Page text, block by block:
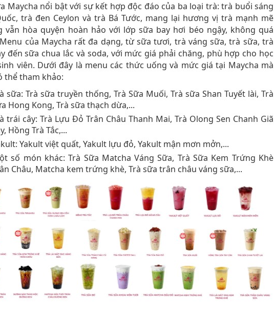
Maycha nổi bật với sự kết hợp độc đáo của ba loại trà: trà buổi sáng
trà đen Ceylon và trà Bá Tước, mang lại hương vị trà mạnh mẽ
vẫn hòa quyện hoàn hảo với lớp sữa bay hơi béo ngậy, không quá
của Maycha rất đa dạng, từ sữa tươi, trà váng sữa, trà sữa, trà
đến sữa chua lắc và soda, với mức giá phải chăng, phù hợp cho học
viên. Dưới đây là menu các thức uống và mức giá tại Maycha mà
thể tham khảo:
sữa: Trà sữa truyền thống, Trà Sữa Muối, Trà sữa Shan Tuyết lài, Trà
Hong Kong, Trà sữa thạch dừa,...
trái cây: Trà Lựu Đỏ Trân Châu Thanh Mai, Trà Olong Sen Chanh Giã
Hồng Trà Tắc,...
Yakult việt quất, Yakult lựu đỏ, Yakult mận mơn mởn,...
số món khác: Trà Sữa Matcha Váng Sữa, Trà Sữa Kem Trứng Khè
Châu, Matcha kem trứng khè, Trà sữa trân châu váng sữa,...